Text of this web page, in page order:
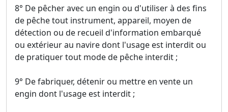
8° De pêcher avec un engin ou d'utiliser à des fins
de pêche tout instrument, appareil, moyen de
détection ou de recueil d'information embarqué
ou extérieur au navire dont l'usage est interdit ou
de pratiquer tout mode de pêche interdit ;
9° De fabriquer, détenir ou mettre en vente un
engin dont l'usage est interdit ;